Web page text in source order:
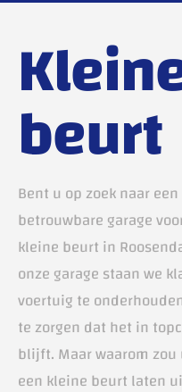
beurt
Bent u op zoek naar een
betrouwbare garage
kleine beurt in
onze garage staan we
voertuig te
te zorgen dat het in
blijft. Maar waarom
een kleine beurt laten